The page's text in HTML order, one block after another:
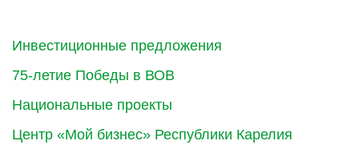
Инвестиционные предложения
75-летие Победы в ВОВ
Национальные проекты
Центр «Мой бизнес» Республики Карелия